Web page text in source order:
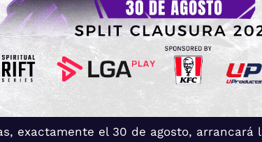
exactamente el 30 de agosto, arrancará